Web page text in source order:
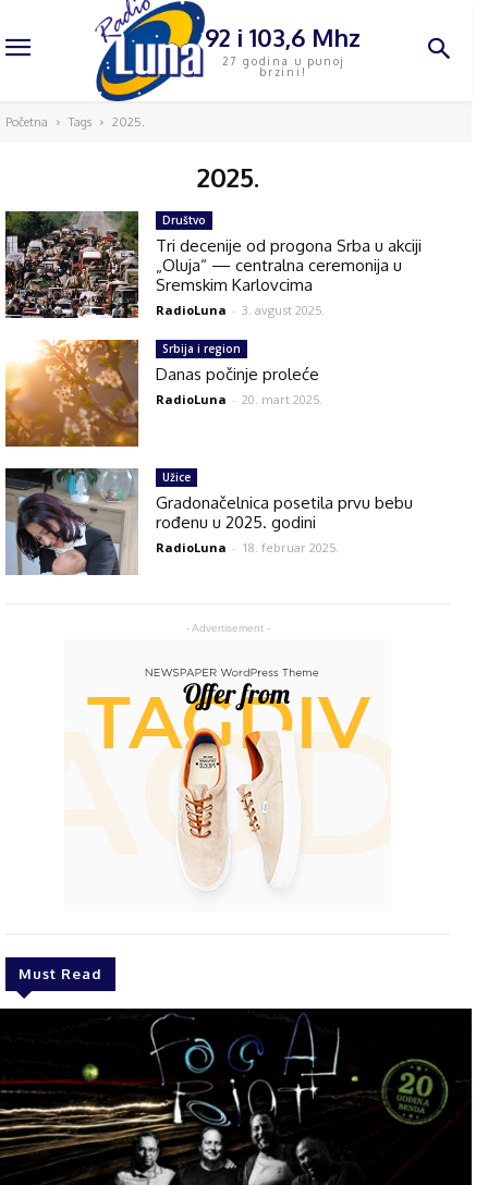
92 i 103,6 Mhz
27 godina u punoj
brzini!
Početna Tags 2025.
2025.
- Advertisement -
Must Read
Društvo
Tri decenije od progona Srba u akciji
„Oluja“ — centralna ceremonija u
Sremskim Karlovcima
RadioLuna - 3. avgust 2025.
Srbija i region
Danas počinje proleće
RadioLuna - 20. mart 2025.
Užice
Gradonačelnica posetila prvu bebu
rođenu u 2025. godini
RadioLuna - 18. februar 2025.